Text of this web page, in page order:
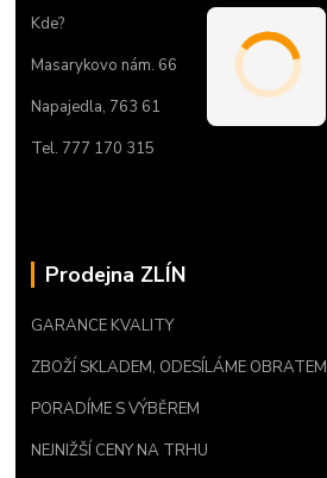
Kde?
Masarykovo nám. 66
Napajedla, 763 61
Tel. 777 170 315
Prodejna ZLÍN
GARANCE KVALITY
ZBOŽÍ SKLADEM, ODESÍLÁME OBRATEM
PORADÍME S VÝBĚREM
NEJNIŽŠÍ CENY NA TRHU